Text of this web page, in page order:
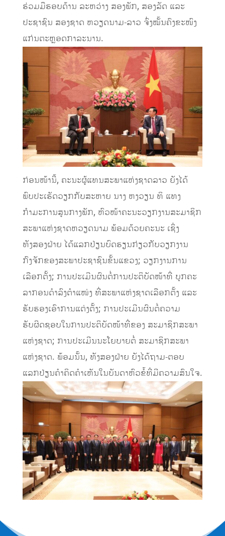
ຮ່ວມມືຮອບດ້ານ ລະຫວ່າງ ສອງພັກ, ສອງລັດ ແລະ
ປະຊາຊົນ ສອງຊາດ ຫວຽດນາມ-ລາວ ຈົ່ງໝັ້ນຄົງຂະໜົງ
ແກ່ນຕະຫຼອດກາລະນານ.
ກ່ອນໜ້ານີ້, ຄະນະຜູ້ແທນສະພາແຫ່ງຊາດລາວ ຍັງໄດ້
ພົບປະເຮັດວຽກກັບສະຫາຍ ນາງ ຫງວຽນ ທິ ແທງ
ກຳມະການສູນກາງພັກ, ຫົວໜ້າຄະນະວຽກງານສະມາຊິກ
ສະພາແຫ່ງຊາດຫວຽດນາມ ພ້ອມດ້ວຍຄະນະ ເຊິ່ງ
ທັງສອງຝ່າຍ ໄດ້ແລກປ່ຽນບົດຮຽນກ່ຽວກັບວຽກງານ
ກົງຈັກຂອງສະພາປະຊາຊົນຂັ້ນແຂວງ; ວຽກງານການ
ເລືອກຕັ້ງ; ການປະເມີນຜົນຕໍ່ການປະຕິບັດໜ້າທີ່ ບຸກຄະ
ລາກອນດຳລົງຕຳແໜ່ງ ທີ່ສະພາແຫ່ງຊາດເລືອກຕັ້ງ ແລະ
ຮັບຮອງເອົາການແຕ່ງຕັ້ງ; ການປະເມີນຜົນຕໍ່ຄວາມ
ຮັບຜິດຊອບໃນການປະຕິບັດໜ້າທີ່ຂອງ ສະມາຊິກສະພາ
ແຫ່ງຊາດ; ການປະເມີນນະໂຍບາຍຕໍ່ ສະມາຊິກສະພາ
ແຫ່ງຊາດ. ພ້ອມນັ້ນ, ທັງສອງຝ່າຍ ຍັງໄດ້ຖາມ-ຕອບ
ແລກປ່ຽນຄຳຄິດຄຳເຫັນໃນບັນດາຫົວຂໍ້ທີ່ມີຄວາມສົນໃຈ.